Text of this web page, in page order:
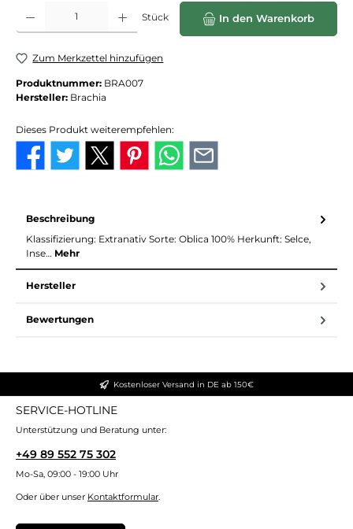
Produkt Anzahl: Gib den gewünschten Wert ein oder benutze die
Stück In den Warenkorb
Zum Merkzettel hinzufügen
Produktnummer: BRA007
Hersteller: Brachia
Dieses Produkt weiterempfehlen:
Beschreibung
Klassifizierung: Extranativ Sorte: Oblica 100% Herkunft: Selce,
Inse… Mehr
Hersteller
Bewertungen
Kostenloser Versand in DE ab 150€
SERVICE-HOTLINE
Unterstützung und Beratung unter:
+49 89 552 75 302
Mo-Sa, 09:00 - 19:00 Uhr
Oder über unser Kontaktformular.